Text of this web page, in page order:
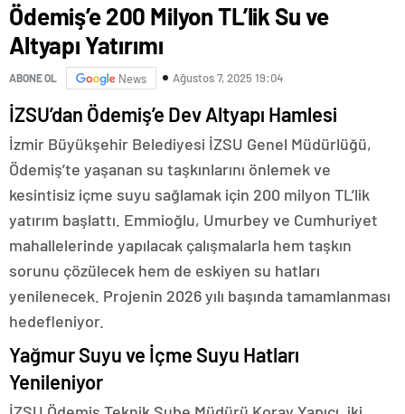
Ödemiş’e 200 Milyon TL’lik Su ve
Altyapı Yatırımı
ABONE OL News Ağustos 7, 2025 19:04
İZSU’dan Ödemiş’e Dev Altyapı Hamlesi
İzmir Büyükşehir Belediyesi İZSU Genel Müdürlüğü,
Ödemiş’te yaşanan su taşkınlarını önlemek ve
kesintisiz içme suyu sağlamak için 200 milyon TL’lik
yatırım başlattı. Emmioğlu, Umurbey ve Cumhuriyet
mahallelerinde yapılacak çalışmalarla hem taşkın
sorunu çözülecek hem de eskiyen su hatları
yenilenecek. Projenin 2026 yılı başında tamamlanması
hedefleniyor.
Yağmur Suyu ve İçme Suyu Hatları
Yenileniyor